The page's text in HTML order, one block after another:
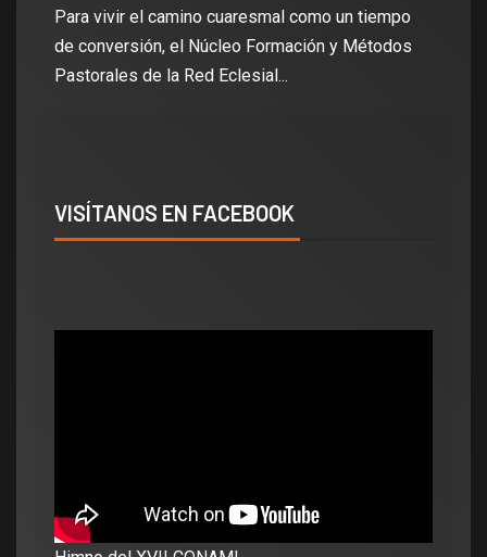
Para vivir el camino cuaresmal como un tiempo
de conversión, el Núcleo Formación y Métodos
Pastorales de la Red Eclesial...
VISÍTANOS EN FACEBOOK